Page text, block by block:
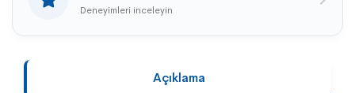
Deneyimleri inceleyin
Açıklama